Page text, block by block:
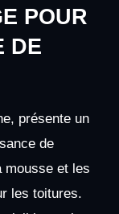
POUR
DE
présente un
de
mousse et les
les toitures.